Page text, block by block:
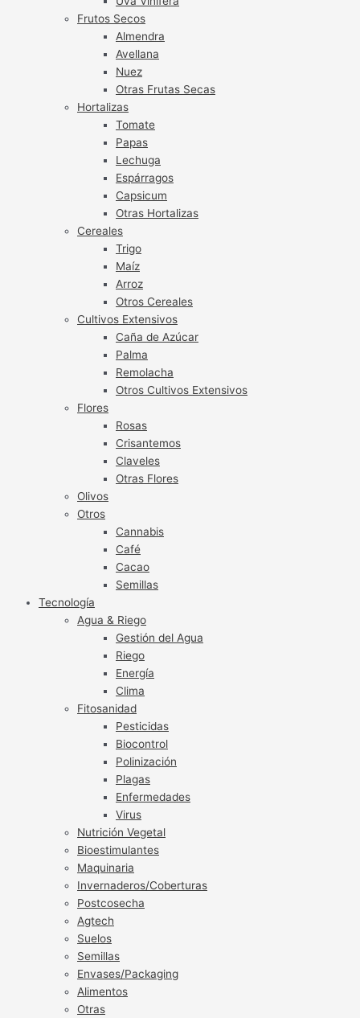
Frutos Secos
Almendra
Avellana
Nuez
Otras Frutas Secas
Hortalizas
Tomate
Papas
Lechuga
Espárragos
Capsicum
Otras Hortalizas
Cereales
Trigo
Maíz
Arroz
Otros Cereales
Cultivos Extensivos
Caña de Azúcar
Palma
Remolacha
Otros Cultivos Extensivos
Flores
Rosas
Crisantemos
Claveles
Otras Flores
Olivos
Otros
Cannabis
Café
Cacao
Semillas
Tecnología
Agua & Riego
Gestión del Agua
Riego
Energía
Clima
Fitosanidad
Pesticidas
Biocontrol
Polinización
Plagas
Enfermedades
Virus
Nutrición Vegetal
Bioestimulantes
Maquinaria
Invernaderos/Coberturas
Postcosecha
Agtech
Suelos
Semillas
Envases/Packaging
Alimentos
Otras